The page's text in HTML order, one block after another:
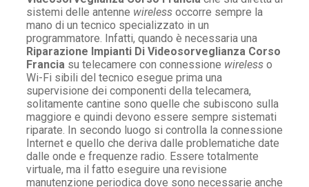
sistemi delle antenne wireless occorre sempre la
mano di un tecnico specializzato in un
programmatore. Infatti, quando è necessaria una
Riparazione Impianti Di Videosorveglianza Corso
Francia su telecamere con connessione wireless o
Wi-Fi sibili del tecnico esegue prima una
supervisione dei componenti della telecamera,
solitamente cantine sono quelle che subiscono sulla
maggiore e quindi devono essere sempre sistemati
riparate. In secondo luogo si controlla la connessione
Internet e quello che deriva dalle problematiche date
dalle onde e frequenze radio. Essere totalmente
virtuale, ma il fatto eseguire una revisione
manutenzione periodica dove sono necessarie anche